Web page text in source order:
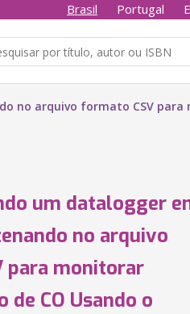
Brasil Portugal
no arquivo formato CSV para
um datalogger
no arquivo
para monitorar
de CO Usando o